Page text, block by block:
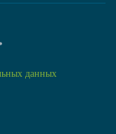
данных